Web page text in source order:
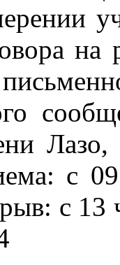
на
Лазо,
с
с